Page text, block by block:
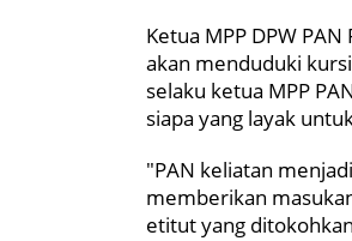
Ketua MPP DPW
akan menduduki
selaku ketua MPP
siapa yang layak
"PAN keliatan
memberikan
etitut yang